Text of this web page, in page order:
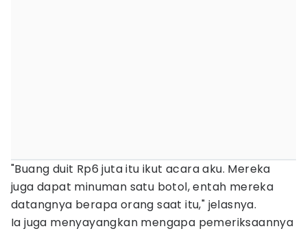
"Buang duit Rp6 juta itu ikut acara aku. Mereka
juga dapat minuman satu botol, entah mereka
datangnya berapa orang saat itu," jelasnya.
Ia juga menyayangkan mengapa pemeriksaannya